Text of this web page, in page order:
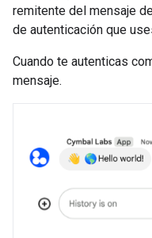
remitente del mensaje
de autenticación que
Cuando te autenticas
mensaje.